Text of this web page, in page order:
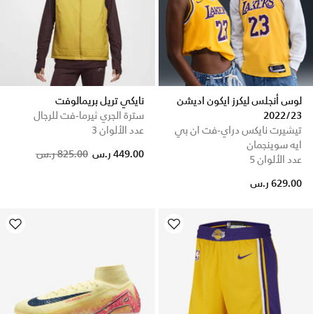
لوس أنجلس ليكرز ايكون اديشن
2022/23
تيشيرت نايكس دراي-فت ان بي
ايه سوينجمان
عدد الألوان 5
629.00 ر.س
نايكي تريل بريمالوفت
سترة الجري ثيرما-فت للرجال
عدد الألوان 3
Price reduced from
825.00 ر.س to 449.00 ر.س